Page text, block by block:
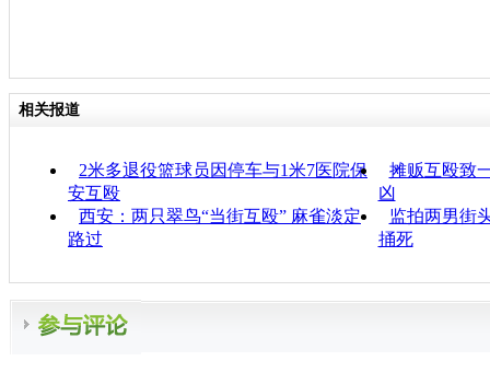
相关报道
2米多退役篮球员因停车与1米7医院保
安互殴
摊贩互殴致
凶
西安：两只翠鸟“当街互殴” 麻雀淡定
路过
监拍两男街
捅死